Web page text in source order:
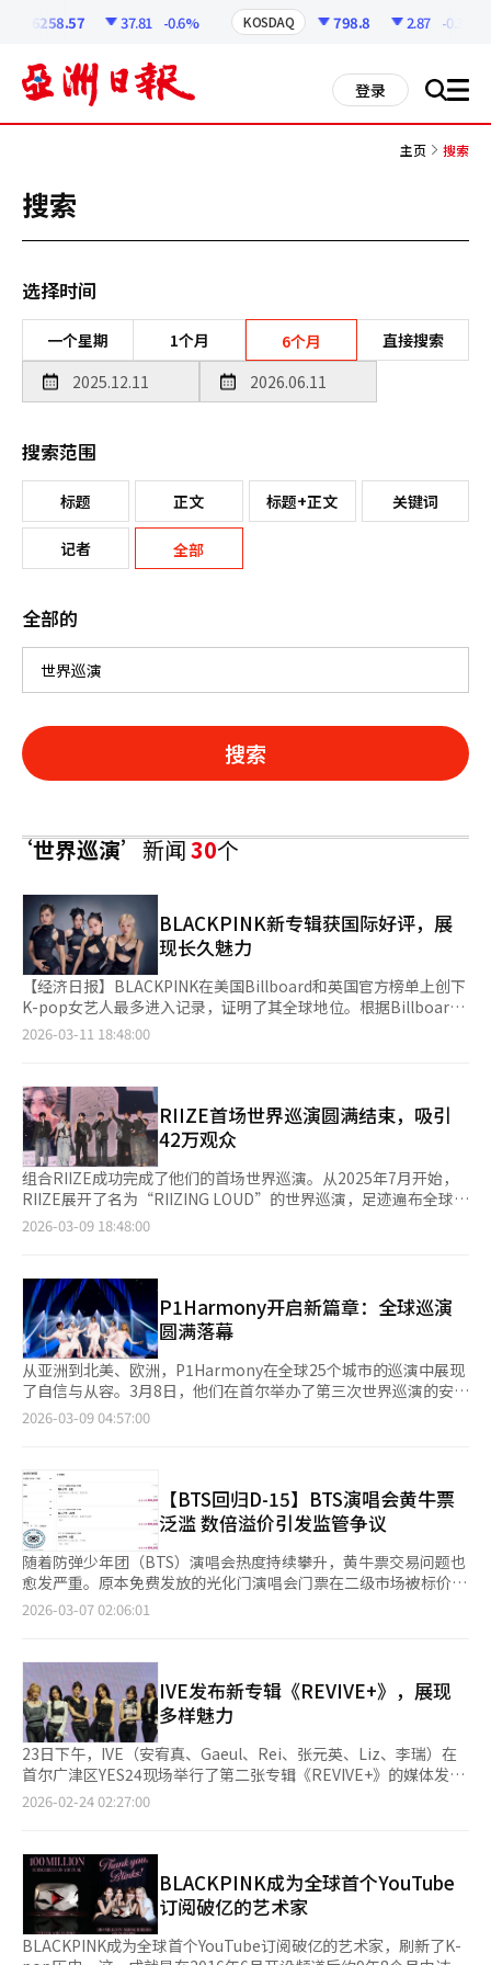
6258.57 37.81 -0.6% KOSDAQ 798.8 2.87 -0.36%
登录 搜 all
主页 搜索
搜索
选择时间
一个星期 1个月 6个月 直接搜索
搜索范围
标题 正文 标题+正文 关键词
记者 全部
全部的
搜索
‘世界巡演’新闻30个
BLACKPINK新专辑获国际好评，展
现长久魅力
【经济日报】BLACKPINK在美国Billboard和英国官方榜单上创下
K-pop女艺人最多进入记录，证明了其全球地位。根据Billboard
最新榜单，YG娱乐旗下的BLACKPINK迷你三辑《DEADLINE》主
得了压倒性成绩。Billboard全球（不含美国）榜单上排名第13
位，专辑也进入Billboard 200，成为团队第5次进入榜单。英国官
方榜单上，单曲Top 100排名第44位，专辑Top 100排名第11位，
均创下K-pop女艺人最多进入记录。在专辑销量方面，
《DEADLINE》在韩国Hanteo榜单上首周销量达到177万4577
张，刷新了K-pop女团首周销量记录。外媒对其音乐质量给予高度
评价。滚石称BLACKPINK回到了最佳状态，Billboard称主打歌
《GO》是专辑最佳歌曲，也是BLACKPINK的代表作。业内专家认
体的IP影响力丝毫未减。在全球流行市场中，K-pop艺人的消费寿
命逐渐延长，BLACKPINK凭借坚实的核心粉丝群和大众性占据了
不可替代的位置。音乐产业预计，BLACKPINK的专辑发行不仅仅
是音源收益，还将推动与全球平台和品牌的大型合作伙伴关系扩
展。未来的大规模世界巡演和完整体相关的IP业务若全面展开，其
经济附加值将更加巨大。在全球音乐市场争夺有限的超级IP的情况
下，BLACKPINK的这次回归成绩是K-pop产业整体长期增长潜力
和盈利能力的明确指标。※ 本报道经人工智能（AI）系统翻译与编
2026-03-11 18:48:00
RIIZE首场世界巡演圆满结束，吸引
42万观众
组合RIIZE成功完成了他们的首场世界巡演。从2025年7月开始，
RIIZE展开了名为“RIIZING LOUD”的世界巡演，足迹遍布全球
21个地区，包括亚洲和北美。3月6日至8日，他们在首尔松坡区奥
月再次在首尔举办的单独演唱会，吸引了3.2万名观众，甚至开放
了视线受限的座位。6日和8日的演出通过Beyond Live和Weverse
进行了在线直播，吸引了来自美国、法国、德国、澳大利亚、新西
兰、芬兰、日本、中国和泰国的观众。7日，全球10个国家的143
家影院也进行了现场观看。演出中，RIIZE以27首新曲目填满了2
小时40分钟的演出时间，现场乐队伴奏，音乐编曲充满活力，舞台
设计多样，令观众目不暇接。成员们在演出中展现了《Bag Bad
Back》、《Siren》等充满激情的开场表演，以及通过投影营造出
《Combo》等精彩舞台。此外，成员成灿参与创作的《All of
You》韩文版首次公开，Anton制作的《9 Days》结尾曲和
《Impossible》开场曲也首次亮相，展现了成员们的努力。演出
结束时，RIIZE回顾了他们的旅程，表示：“在世界巡演中，我们
感受到无论走到哪里，粉丝Breeze都在我们身边。”他们感谢粉
丝和工作人员的支持，并表示：“我们会继续努力，让RIIZE的世
界更加精彩。”三天的演出中，粉丝们手持象征RIIZE的橙色灯
光，举办了多种活动，包括闪光活动和标语展示，表达了对RIIZE
Happy!》作为回馈。※ 本报道经人工智能（AI）系统翻译与编
辑。
2026-03-09 18:48:00
P1Harmony开启新篇章：全球巡演
圆满落幕
从亚洲到北美、欧洲，P1Harmony在全球25个城市的巡演中展现
了自信与从容。3月8日，他们在首尔举办了第三次世界巡演的安可
演唱会“P1ustage H : MOST WANTED”，为这次长达半年的旅
阳的孩子》，迅速点燃了现场气氛。接着，他们表演了
《DUH!》、《Scared》和《Before The Dawn》等歌曲，展现了
年轻的活力。现场乐队的完美配合使音乐更加灵活，成员们的现场
演唱实力也为演出增色不少。自由穿梭于舞台的表现和与粉丝的互
动打破了艺术家与观众之间的界限。成员们的个人舞台展现了他们
的独特魅力，丰富了演唱会的叙事。Theo在演唱《二十五，二十
一》前，感谢粉丝的支持，并希望这段记忆能留在大家心中。演唱
会还首次公开了他们的首张英文专辑《EX》中的歌曲，以及即将
表示希望粉丝们多多支持。演唱会在《Countdown To Love》、
《Play Harmony》和《SAD SONG》等歌曲中结束，充满了不竭
的能量和紧密的联系。P1Harmony在全球巡演中展示了无限的成
长潜力，如今他们将以新专辑《UNIQUE》开启新的篇章。※ 本报
道经人工智能（AI）系统翻译与编辑。
2026-03-09 04:57:00
【BTS回归D-15】BTS演唱会黄牛票
泛滥 数倍溢价引发监管争议
随着防弹少年团（BTS）演唱会热度持续攀升，黄牛票交易问题也
愈发严重。原本免费发放的光化门演唱会门票在二级市场被标价数
十万韩元（约合人民币469元），而将在高阳举行的《阿里郎》演
措施。 6日，社交网络服务（SNS）上充斥着大量兜售BTS演唱会
门票的帖子，甚至连免费发放的光化门演唱会门票也成为交易对
象。其中，在X（原推特）平台上，通过简单关键词搜索即可轻易
找到大量转让门票的信息。 与此同时，4月9日至12日在高阳举行
的“BTS世界巡演《阿里郎》in 高阳”演唱会门票在二级市场价格
持续上涨。该演唱会官方票价为19.8万至26.4万韩元，但在黄牛市
场上价格已上涨至数倍。 在韩国大型门票转让平台Ticketbay上，
也能轻易找到相关门票。平台上部分门票标价高达39万至99.9万韩
月起引入单张门票交易价格上限（100万韩元以下），但部分卖家
将价格设定为99.9万韩元，以接近上限的方式规避限制。业界认
为，仅依赖形式上的价格限制难以有效遏制黄牛交易。 文化体育
观光部长崔辉永此前将黄牛票问题称为“文化产业的长期顽疾”，
并表示将加强打击力度。
2026-03-07 02:06:01
IVE发布新专辑《REVIVE+》，展现
多样魅力
23日下午，IVE（安宥真、Gaeul、Rei、张元英、Liz、李瑞）在
首尔广津区YES24现场举行了第二张专辑《REVIVE+》的媒体发布
会，宣布华丽回归。这张专辑是IVE时隔三年的新作，讲述了
是主打歌《BLACKHOLE》的舞台表演。该曲以电影《星际穿越》
为灵感，结合了宏伟的声音和洗牌节奏，展现了宇宙观。 成员们
与数十名舞者一起展示了大型表演，舞台设计和精准的舞蹈展示了
IVE在表演上的成长。Liz表示：“我们准备了从未展示过的内
容。”安宥真补充道：“Kpop的魅力在于团体舞，这次我们专注
2026-02-24 02:27:00
BLACKPINK成为全球首个YouTube
订阅破亿的艺术家
BLACKPINK成为全球首个YouTube订阅破亿的艺术家，刷新了K-